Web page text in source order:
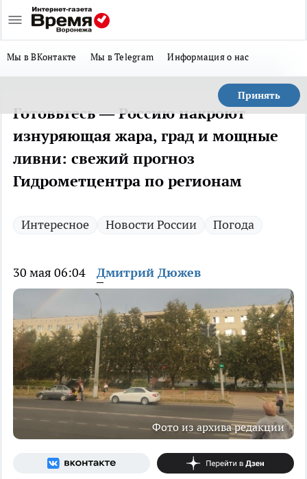
Мы в ВКонтакте Мы в Telegram Информация о нас
Принять
Готовьтесь — Россию накроют
изнуряющая жара, град и мощные
ливни: свежий прогноз
Гидрометцентра по регионам
Интересное Новости России Погода
30 мая 06:04 Дмитрий Дюжев
Фото из архива редакции